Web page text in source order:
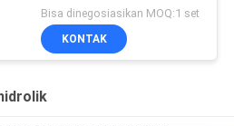
Pompa Hidraulik Pompa
Piston Layanan
Perbaikan Pemeliharaan
Bisa dinegosiasikan MOQ:1 set
KONTAK